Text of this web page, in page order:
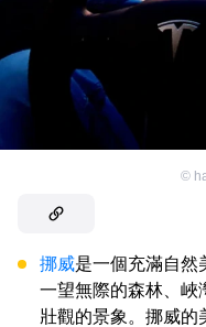
©
挪威是一個充滿自然
一望無際的森林、峽
壯觀的景象。挪威的